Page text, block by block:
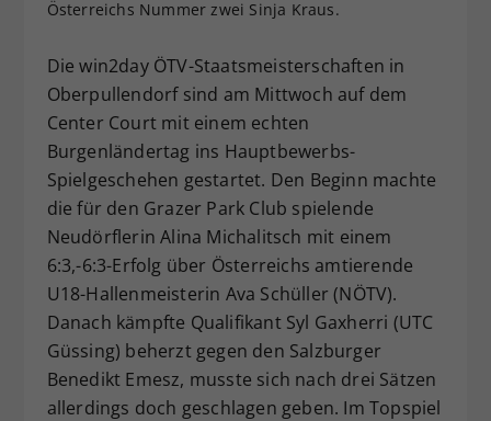
Österreichs Nummer zwei Sinja Kraus.
Die win2day ÖTV-Staatsmeisterschaften in
Oberpullendorf sind am Mittwoch auf dem
Center Court mit einem echten
Burgenländertag ins Hauptbewerbs-
Spielgeschehen gestartet. Den Beginn machte
die für den Grazer Park Club spielende
Neudörflerin Alina Michalitsch mit einem
6:3,-6:3-Erfolg über Österreichs amtierende
U18-Hallenmeisterin Ava Schüller (NÖTV).
Danach kämpfte Qualifikant Syl Gaxherri (UTC
Güssing) beherzt gegen den Salzburger
Benedikt Emesz, musste sich nach drei Sätzen
allerdings doch geschlagen geben. Im Topspiel
Zweck
zufällig generierte ID, für die
historische Speicherung Ihrer
vorgenommen Einstellungen, falls der
Webseiten-Betreiber dies eingestellt